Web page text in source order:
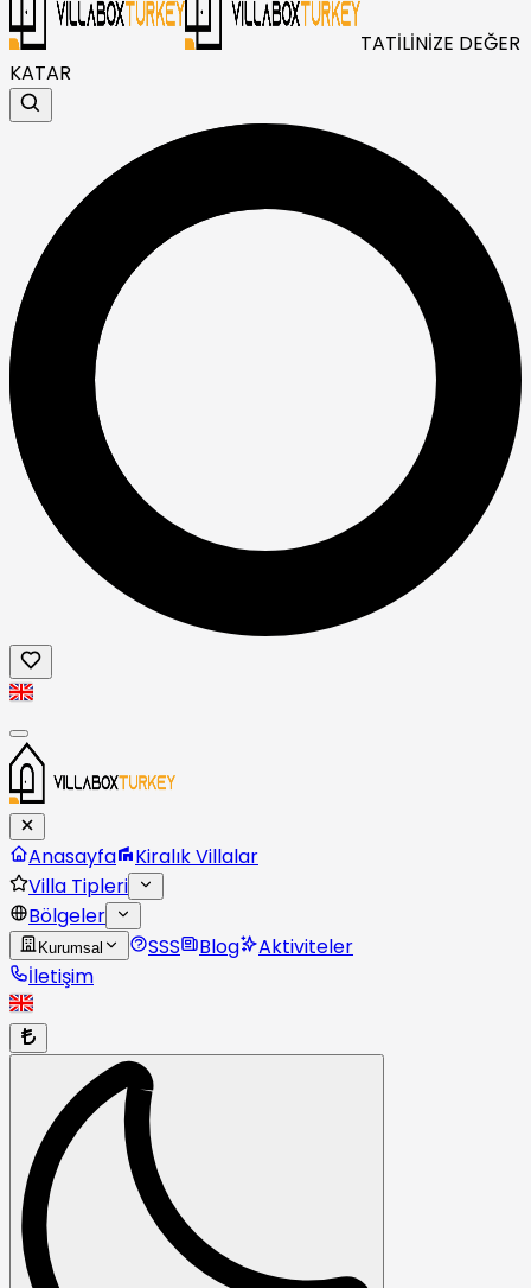
TATİLİNİZE DEĞER
KATAR
Anasayfa
Kiralık Villalar
Villa Tipleri
Bölgeler
Kurumsal SSS Blog
Aktiviteler
İletişim